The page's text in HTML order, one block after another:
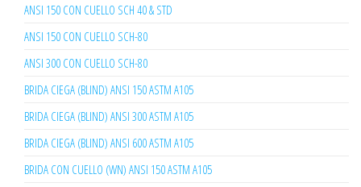
ANSI 150 CON CUELLO SCH 40 & STD
ANSI 150 CON CUELLO SCH-80
ANSI 300 CON CUELLO SCH-80
BRIDA CIEGA (BLIND) ANSI 150 ASTM A105
BRIDA CIEGA (BLIND) ANSI 300 ASTM A105
BRIDA CIEGA (BLIND) ANSI 600 ASTM A105
BRIDA CON CUELLO (WN) ANSI 150 ASTM A105